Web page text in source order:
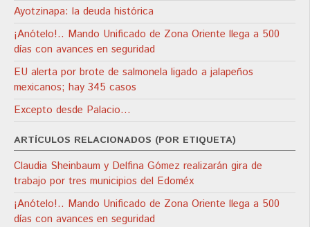
Ayotzinapa: la deuda histórica
¡Anótelo!.. Mando Unificado de Zona Oriente llega a 500
días con avances en seguridad
EU alerta por brote de salmonela ligado a jalapeños
mexicanos; hay 345 casos
Excepto desde Palacio…
ARTÍCULOS RELACIONADOS (POR ETIQUETA)
Claudia Sheinbaum y Delfina Gómez realizarán gira de
trabajo por tres municipios del Edoméx
¡Anótelo!.. Mando Unificado de Zona Oriente llega a 500
días con avances en seguridad